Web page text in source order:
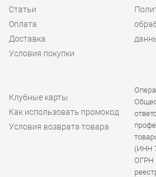
Статьи
Оплата
Доставка
Условия покупки
Клубные карты
Как использовать промокод
Условия возврата товара
(ИНН
ОГРН